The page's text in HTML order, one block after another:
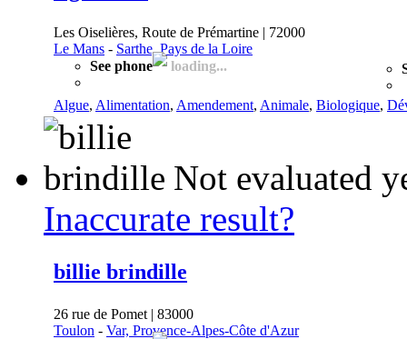
Les Oiselières, Route de Prémartine | 72000
Le Mans - Sarthe, Pays de la Loire
See phone
loading...
Algue, Alimentation, Amendement, Animale, Biologique,
Not evaluated
Inaccurate result?
billie brindille
26 rue de Pomet | 83000
Toulon - Var, Provence-Alpes-Côte d'Azur